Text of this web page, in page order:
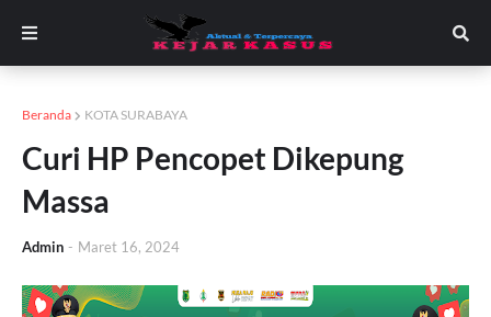
Beranda KOTA SURABAYA
Curi HP Pencopet Dikepung
Massa
Admin - Maret 16, 2024